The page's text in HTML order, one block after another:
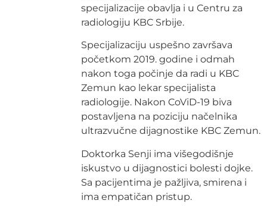
specijalizacije obavlja i u Centru za
radiologiju KBC Srbije.
Specijalizaciju uspešno završava
početkom 2019. godine i odmah
nakon toga počinje da radi u KBC
Zemun kao lekar specijalista
radiologije. Nakon CoViD-19 biva
postavljena na poziciju načelnika
ultrazvučne dijagnostike KBC Zemun.
Doktorka Senji ima višegodišnje
iskustvo u dijagnostici bolesti dojke.
Sa pacijentima je pažljiva, smirena i
ima empatičan pristup.